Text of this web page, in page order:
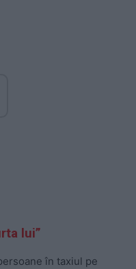
lui”
în taxiul pe